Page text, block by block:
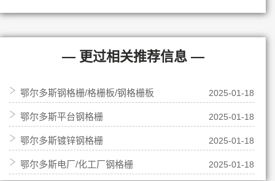
— 更过相关推荐信息 —
鄂尔多斯钢格栅/格栅板/钢格栅板 2025-01-18
鄂尔多斯平台钢格栅 2025-01-18
鄂尔多斯镀锌钢格栅 2025-01-18
鄂尔多斯电厂/化工厂钢格栅 2025-01-18